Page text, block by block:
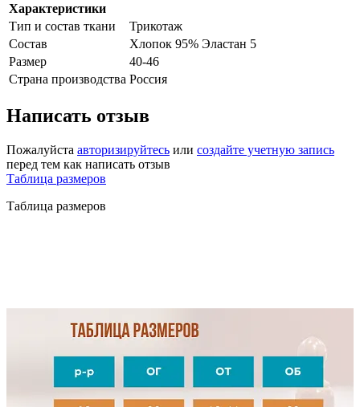
Характеристики
Тип и состав ткани
Трикотаж
Состав
Хлопок 95% Эластан 5
Размер
40-46
Страна производства Россия
Написать отзыв
Пожалуйста авторизируйтесь или создайте учетную запись
перед тем как написать отзыв
Таблица размеров
Таблица размеров